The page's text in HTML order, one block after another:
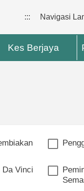
::: Navigasi
Kes Berjaya
Da Vinci